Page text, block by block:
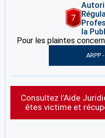
7
la
Pour les plaintes
ARPP
Consultez l’Aide
êtes victime et